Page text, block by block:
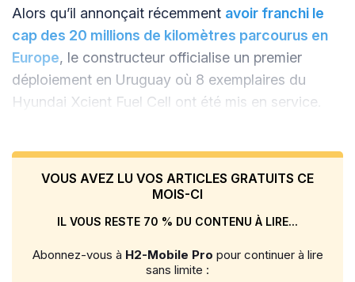
Alors qu’il annonçait récemment avoir franchi le
cap des 20 millions de kilomètres parcourus en
Europe, le constructeur officialise un premier
déploiement en Uruguay où 8 exemplaires du
Hyundai Xcient Fuel Cell ont été mis en service.
VOUS AVEZ LU VOS ARTICLES GRATUITS CE
MOIS-CI
IL VOUS RESTE 70 % DU CONTENU À LIRE...
Abonnez-vous à H2-Mobile Pro pour continuer à lire
sans limite :